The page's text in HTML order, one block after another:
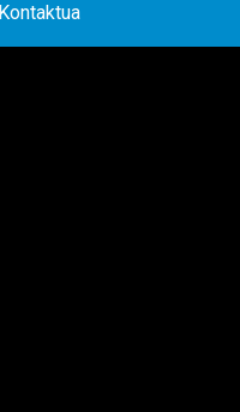
Kontaktua